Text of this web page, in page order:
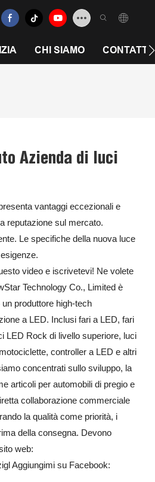
CHI SIAMO
Azienda di luci
vantaggi eccezionali e
reputazione sul mercato.
Le specifiche della nuova luce
video e iscrivetevi! Ne volete
Technology Co., Limited è
produttore high-tech
a LED. Inclusi fari a LED, fari
LED Rock di livello superiore, luci
controller a LED e altri
concentrati sullo sviluppo, la
articoli per automobili di pregio e
collaborazione commerciale
la qualità come priorità, i
della consegna. Devono
web:
Aggiungimi su Facebook: